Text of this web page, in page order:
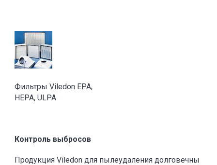
Фильтры Viledon EPA,
HEPA, ULPA
Контроль выбросов
Продукция Viledon для пылеудаления долговечны